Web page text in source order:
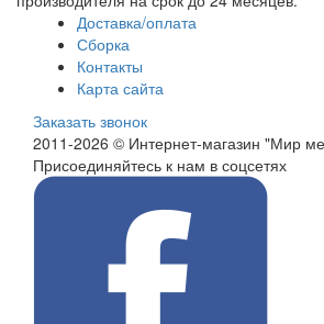
Доставка/оплата
Сборка
Контакты
Карта сайта
Заказать звонок
2011-2026 © Интернет-магазин "Мир
Присоединяйтесь к нам в соцсетях